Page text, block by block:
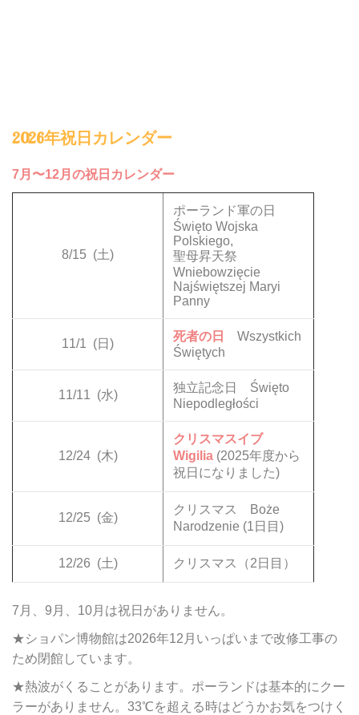
2026年祝日カレンダー
7月〜12月の祝日カレンダー
8/15 (土)
ポーランド軍の日
Święto Wojska
Polskiego,
聖母昇天祭
Wniebowzięcie
Najświętszej Maryi
Panny
11/1 (日)
死者の日
Wszystkich
Świętych
11/11 (水)
独立記念日 Święto
Niepodległości
12/24 (木)
クリスマスイブ
Wigilia (2025年度から
祝日になりました)
12/25 (金)
クリスマス Boże
Narodzenie (1日目)
12/26 (土) クリスマス（2日目）
7月、9月、10月は祝日がありません。
★ショパン博物館は2026年12月いっぱいまで改修工事の
ため閉館しています。
★熱波がくることがあります。ポーランドは基本的にクー
ラーがありません。33℃を超える時はどうかお気をつけく